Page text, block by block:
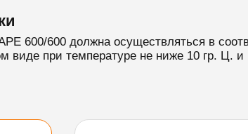
600/600 должна осуществляться в
виде при температуре не ниже 10 гр. Ц.